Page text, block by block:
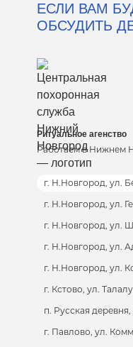
ЕСЛИ ВАМ
ОБСУДИТЬ
Ритуальное агенство
Работаем в Нижнем
г. Н.Новгород, ул.
г. Н.Новгород, ул.
г. Н.Новгород, ул.
г. Н.Новгород, ул.
г. Н.Новгород, ул.
г. Кстово, ул.
п. Русская
г. Павлово, ул.